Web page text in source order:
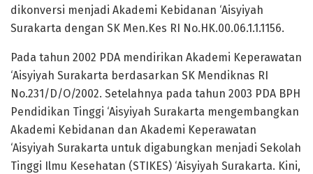
dikonversi menjadi Akademi Kebidanan ‘Aisyiyah
Surakarta dengan SK Men.Kes RI No.HK.00.06.1.1.1156.
Pada tahun 2002 PDA mendirikan Akademi Keperawatan
‘Aisyiyah Surakarta berdasarkan SK Mendiknas RI
No.231/D/O/2002. Setelahnya pada tahun 2003 PDA BPH
Pendidikan Tinggi ‘Aisyiyah Surakarta mengembangkan
Akademi Kebidanan dan Akademi Keperawatan
‘Aisyiyah Surakarta untuk digabungkan menjadi Sekolah
Tinggi Ilmu Kesehatan (STIKES) ‘Aisyiyah Surakarta. Kini,